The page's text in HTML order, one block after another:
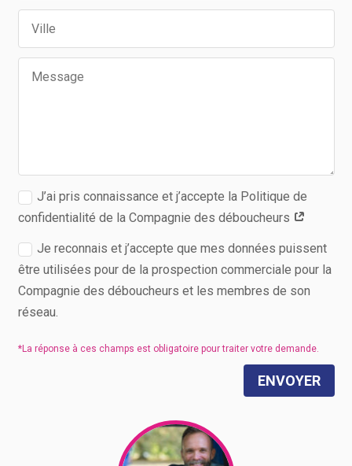
J’ai pris connaissance et j’accepte la Politique de
confidentialité de la Compagnie des déboucheurs
Je reconnais et j’accepte que mes données puissent
être utilisées pour de la prospection commerciale pour la
Compagnie des déboucheurs et les membres de son
réseau.
ENVOYER